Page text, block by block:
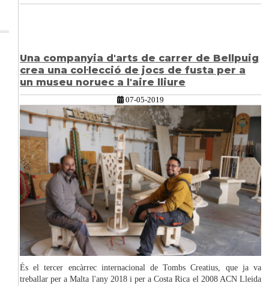
Una companyia d'arts de carrer de Bellpuig
crea una col·lecció de jocs de fusta per a
un museu noruec a l'aire lliure
07-05-2019
És el tercer encàrrec internacional de Tombs Creatius, que ja va
treballar per a Malta l'any 2018 i per a Costa Rica el 2008 ACN Lleida